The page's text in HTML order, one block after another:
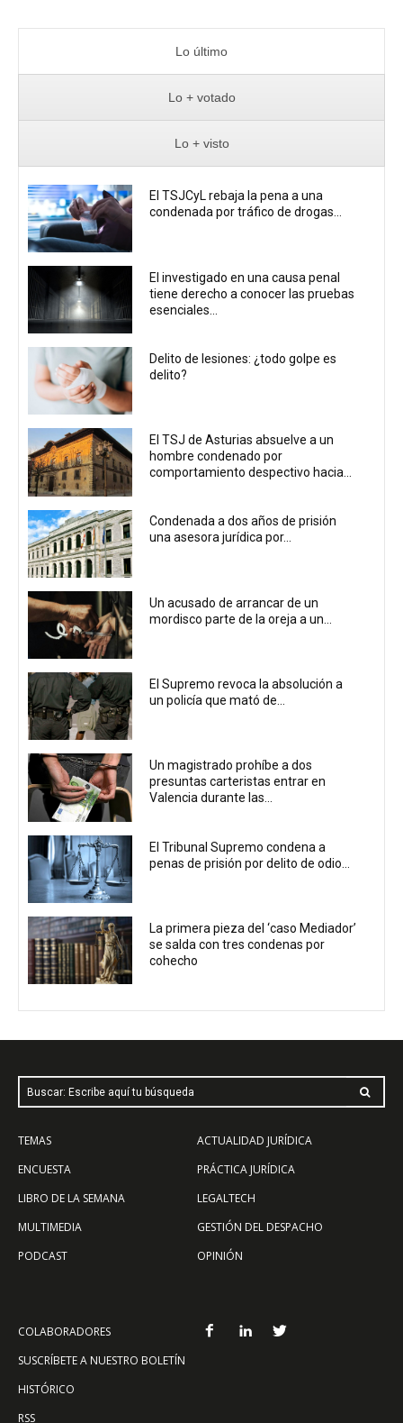
Lo último
Lo + votado
Lo + visto
El TSJCyL rebaja la pena a una
condenada por tráfico de drogas...
El investigado en una causa penal
tiene derecho a conocer las pruebas
esenciales...
Delito de lesiones: ¿todo golpe es
delito?
El TSJ de Asturias absuelve a un
hombre condenado por
comportamiento despectivo hacia...
Condenada a dos años de prisión
una asesora jurídica por...
Un acusado de arrancar de un
mordisco parte de la oreja a un...
El Supremo revoca la absolución a
un policía que mató de...
Un magistrado prohíbe a dos
presuntas carteristas entrar en
Valencia durante las...
El Tribunal Supremo condena a
penas de prisión por delito de odio...
La primera pieza del ‘caso Mediador’
se salda con tres condenas por
cohecho
Buscar: Escribe aquí tu búsqueda
TEMAS
ENCUESTA
LIBRO DE LA SEMANA
MULTIMEDIA
PODCAST
ACTUALIDAD JURÍDICA
PRÁCTICA JURÍDICA
LEGALTECH
GESTIÓN DEL DESPACHO
OPINIÓN
COLABORADORES
SUSCRÍBETE A NUESTRO BOLETÍN
HISTÓRICO
RSS